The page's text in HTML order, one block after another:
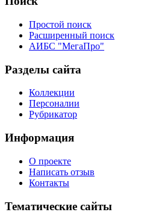
Простой поиск
Расширенный поиск
АИБС "МегаПро"
Разделы сайта
Коллекции
Персоналии
Рубрикатор
Информация
О проекте
Написать отзыв
Контакты
Тематические сайты